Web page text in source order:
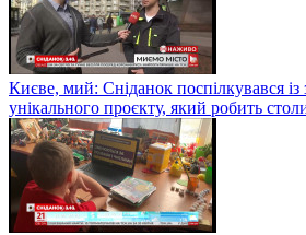
Києве, мий: Сніданок поспілкувався
унікального проєкту, який робить